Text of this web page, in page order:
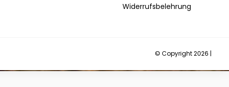
Widerrufsbelehrung
© Copyright 2026 |